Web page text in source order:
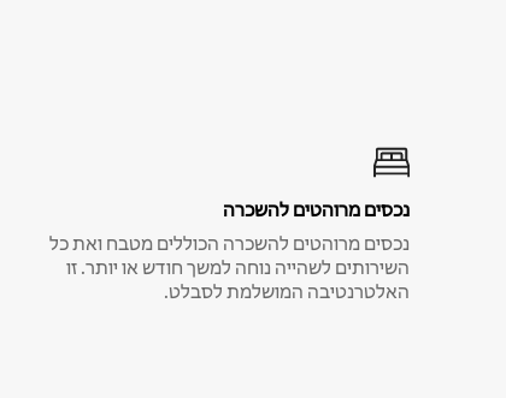
נכסים מרוהטים להשכרה
נכסים מרוהטים להשכרה הכוללים מטבח ואת כל
השירותים לשהייה נוחה למשך חודש או יותר. זו
האלטרנטיבה המושלמת לסבלט.